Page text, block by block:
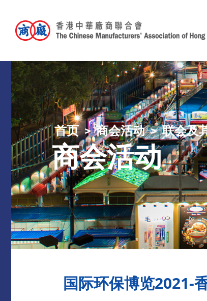
首页 商会活动 联会及
商会活动
国际环保博览2021-